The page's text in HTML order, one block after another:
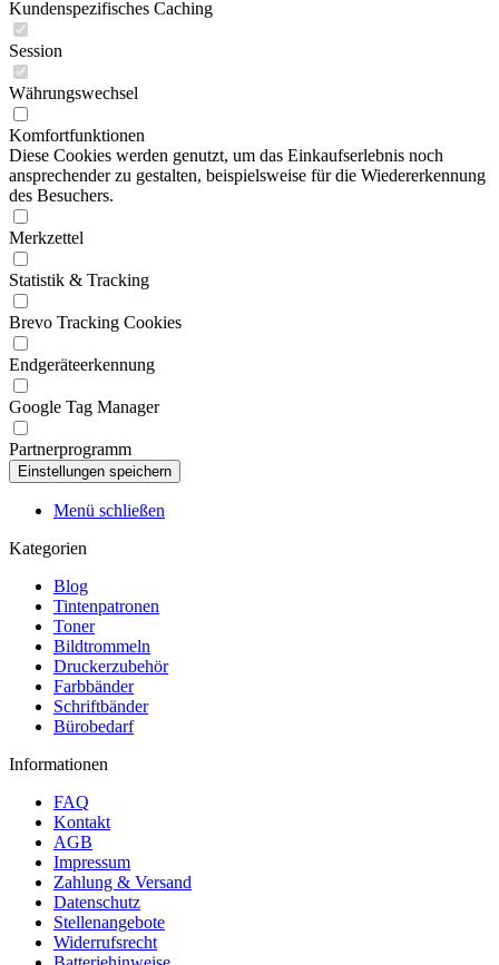
Kundenspezifisches Caching
Session
Währungswechsel
Komfortfunktionen
Diese Cookies werden genutzt, um das Einkaufserlebnis noch
ansprechender zu gestalten, beispielsweise für die Wiedererkennung
des Besuchers.
Merkzettel
Statistik & Tracking
Brevo Tracking Cookies
Endgeräteerkennung
Google Tag Manager
Partnerprogramm
Menü schließen
Kategorien
Blog
Tintenpatronen
Toner
Bildtrommeln
Druckerzubehör
Farbbänder
Schriftbänder
Bürobedarf
Informationen
FAQ
Kontakt
AGB
Impressum
Zahlung & Versand
Datenschutz
Stellenangebote
Widerrufsrecht